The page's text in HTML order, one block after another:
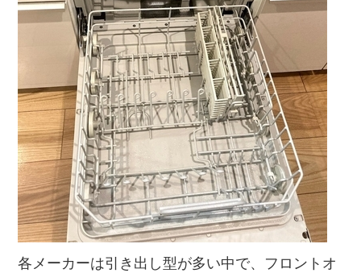
各メーカーは引き出し型が多い中で、フロントオ